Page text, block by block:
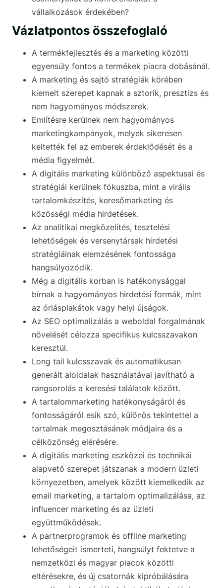
vállalkozások érdekében?
Vázlatpontos összefoglaló
A termékfejlesztés és a marketing közötti
egyensúly fontos a termékek piacra dobásánál.
A marketing és sajtó stratégiák körében
kiemelt szerepet kapnak a sztorik, presztizs és
nem hagyományos módszerek.
Említésre kerülnek nem hagyományos
marketingkampányok, melyek sikeresen
keltették fel az emberek érdeklődését és a
média figyelmét.
A digitális marketing különböző aspektusai és
stratégiái kerülnek fókuszba, mint a virális
tartalomkészítés, keresőmarketing és
közösségi média hirdetések.
Az analitikai megközelítés, tesztelési
lehetőségek és versenytársak hirdetési
stratégiáinak elemzésének fontossága
hangsúlyozódik.
Még a digitális korban is hatékonysággal
bírnak a hagyományos hirdetési formák, mint
az óriásplakátok vagy helyi újságok.
Az SEO optimalizálás a weboldal forgalmának
növelését célozza specifikus kulcsszavakon
keresztül.
Long tail kulcsszavak és automatikusan
generált aloldalak használatával javítható a
rangsorolás a keresési találatok között.
A tartalommarketing hatékonyságáról és
fontosságáról esik szó, különös tekintettel a
tartalmak megosztásának módjaira és a
célközönség elérésére.
A digitális marketing eszközei és technikái
alapvető szerepet játszanak a modern üzleti
környezetben, amelyek között kiemelkedik az
email marketing, a tartalom optimalizálása, az
influencer marketing és az üzleti
együttműködések.
A partnerprogramok és offline marketing
lehetőségeit ismerteti, hangsúlyt fektetve a
nemzetközi és magyar piacok közötti
eltérésekre, és új csatornák kipróbálására